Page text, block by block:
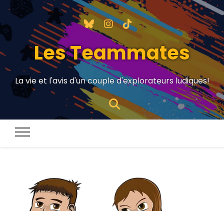
Les Teammates
La vie et l'avis d'un couple d'explorateurs ludiques!